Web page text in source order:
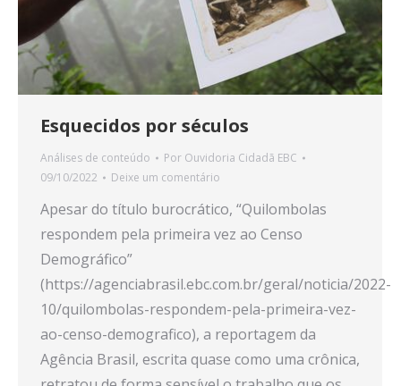
Esquecidos por séculos
Análises de conteúdo Por Ouvidoria Cidadã EBC
09/10/2022
Deixe um comentário
Apesar do título burocrático, “Quilombolas
respondem pela primeira vez ao Censo
Demográfico”
(https://agenciabrasil.ebc.com.br/geral/noticia/2022-
10/quilombolas-respondem-pela-primeira-vez-
ao-censo-demografico), a reportagem da
Agência Brasil, escrita quase como uma crônica,